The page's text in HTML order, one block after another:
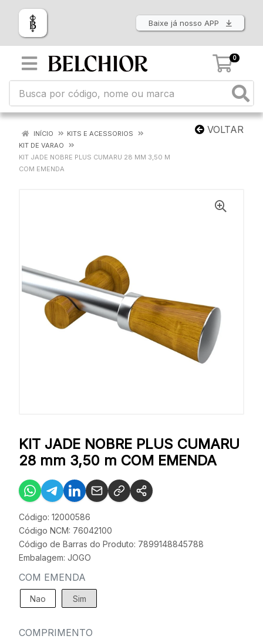
Baixe já nosso APP
0
VOLTAR
INÍCIO
KITS E ACESSORIOS
KIT DE VARAO
KIT JADE NOBRE PLUS CUMARU 28 MM 3,50 M
COM EMENDA
KIT JADE NOBRE PLUS CUMARU
28 mm 3,50 m COM EMENDA
Código: 12000586
Código NCM: 76042100
Código de Barras do Produto: 7899148845788
Embalagem: JOGO
COM EMENDA
Nao Sim
COMPRIMENTO